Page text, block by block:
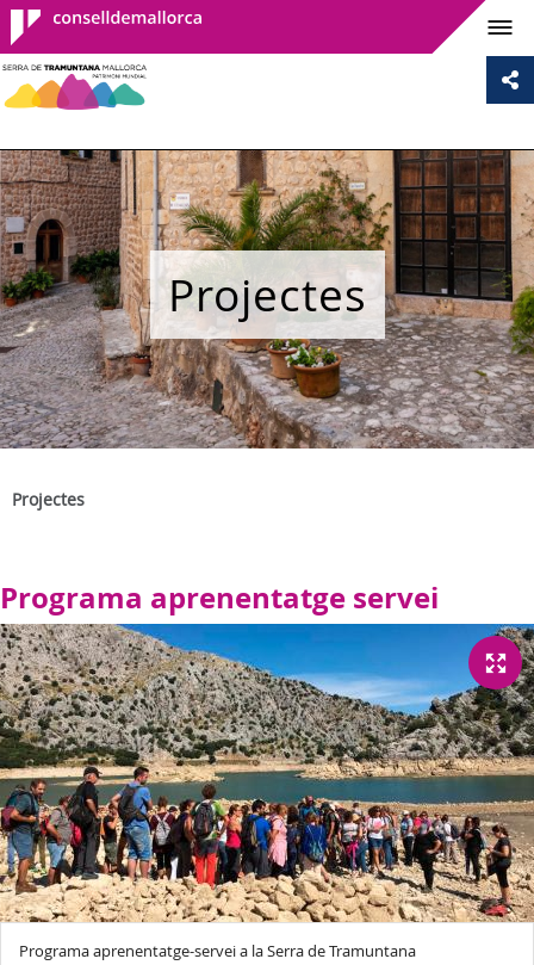
Consell de
Mallorca
Projectes
Projectes
Programa aprenentatge servei
Programa aprenentatge-servei a la Serra de Tramuntana